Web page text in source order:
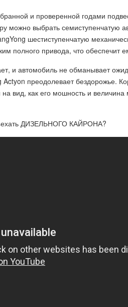
и проверенной годами
можно выбрать семиступенчатую
шестиступенчатую
полного привода, что обеспечит
и автомобиль не обманывает
преодолевает бездорожье.
вид, как его мошность и величина
ДИЗЕЛЬНОГО КАЙРОНА?